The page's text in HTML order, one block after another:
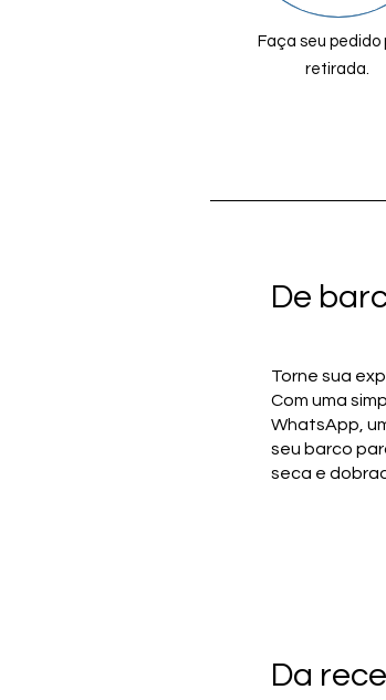
Faça seu pedido
retirada.
De
Torne sua
Com uma
WhatsApp,
seu barco
seca e
Da